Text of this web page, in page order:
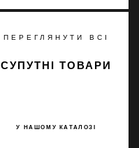
ПЕРЕГЛЯНУТИ ВСІ
У НАШОМУ КАТАЛОЗІ
СУПУТНІ ТОВАРИ